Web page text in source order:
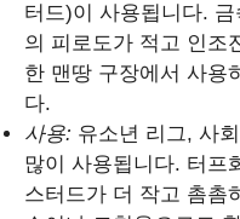
터드)이 사용됩니다.
의 피로도가 적고 인조
한 맨땅 구장에서 사용
다.
사용: 유소년 리그, 사
많이 사용됩니다. 터프
스터드가 더 작고 촘촘